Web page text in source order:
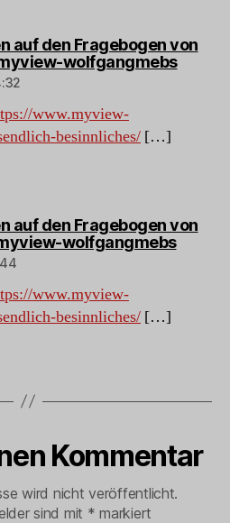
auf den Fragebogen von
wolfgangmebssagt:
www.myview-
besinnliches/ […]
auf den Fragebogen von
wolfgangmebssagt:
www.myview-
besinnliches/ […]
Kommentar
wird nicht veröffentlicht.
sind mit * markiert